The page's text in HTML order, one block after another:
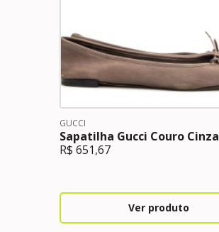
GUCCI
Sapatilha Gucci Couro Cinza
R$ 651,67
Ver produto